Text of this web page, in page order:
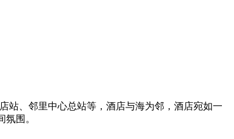
站、邻里中心总站等，酒店与海为邻，酒店宛如一
围。